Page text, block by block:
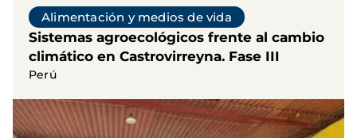
Alimentación y medios de vida
Sistemas agroecológicos frente al cambio
climático en Castrovirreyna. Fase III
Perú